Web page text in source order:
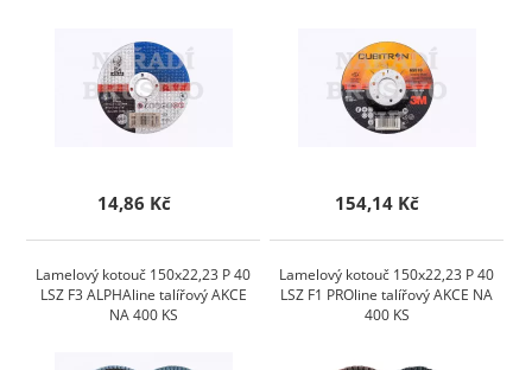
14,86 Kč 154,14 Kč
Lamelový kotouč 150x22,23 P 40
LSZ F3 ALPHAline talířový AKCE
NA 400 KS
Lamelový kotouč 150x22,23 P 40
LSZ F1 PROline talířový AKCE NA
400 KS